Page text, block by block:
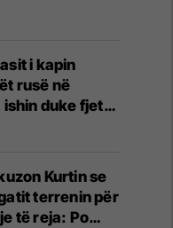
i kapin
rusë në
ishin duke fjetur
e
Kurtin se
terrenin për
të reja: Po